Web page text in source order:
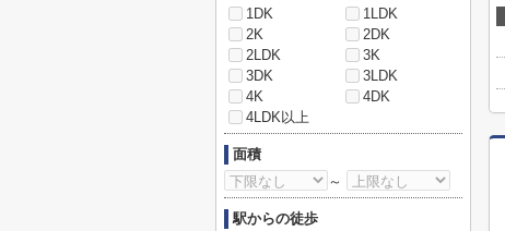
1DK
1LDK
2K
2DK
2LDK
3K
3DK
3LDK
4K
4DK
4LDK以上
面積
～
駅からの徒歩